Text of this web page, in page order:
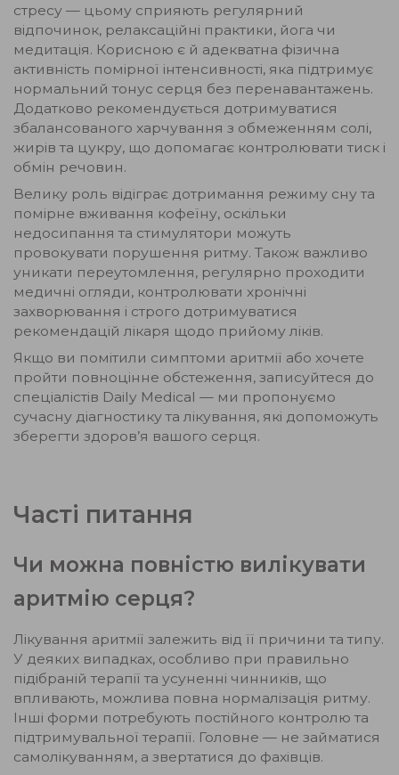
стресу — цьому сприяють регулярний
відпочинок, релаксаційні практики, йога чи
медитація. Корисною є й адекватна фізична
активність помірної інтенсивності, яка підтримує
нормальний тонус серця без перенавантажень.
Додатково рекомендується дотримуватися
збалансованого харчування з обмеженням солі,
жирів та цукру, що допомагає контролювати тиск і
обмін речовин.
Велику роль відіграє дотримання режиму сну та
помірне вживання кофеїну, оскільки
недосипання та стимулятори можуть
провокувати порушення ритму. Також важливо
уникати переутомлення, регулярно проходити
медичні огляди, контролювати хронічні
захворювання і строго дотримуватися
рекомендацій лікаря щодо прийому ліків.
Якщо ви помітили симптоми аритмії або хочете
пройти повноцінне обстеження, записуйтеся до
спеціалістів Daily Medical — ми пропонуємо
сучасну діагностику та лікування, які допоможуть
зберегти здоров’я вашого серця.
Часті питання
Чи можна повністю вилікувати
аритмію серця?
Лікування аритмії залежить від її причини та типу.
У деяких випадках, особливо при правильно
підібраній терапії та усуненні чинників, що
впливають, можлива повна нормалізація ритму.
Інші форми потребують постійного контролю та
підтримувальної терапії. Головне — не займатися
самолікуванням, а звертатися до фахівців.